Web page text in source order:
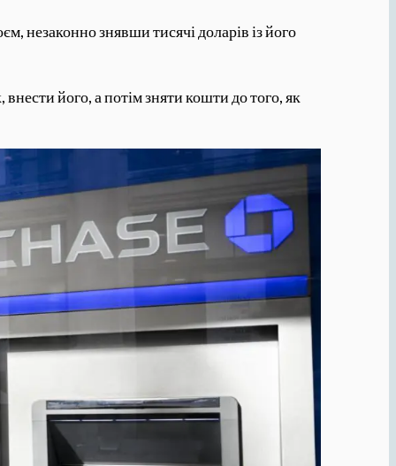
незаконно знявши тисячі доларів із його
його, а потім зняти кошти до того, як